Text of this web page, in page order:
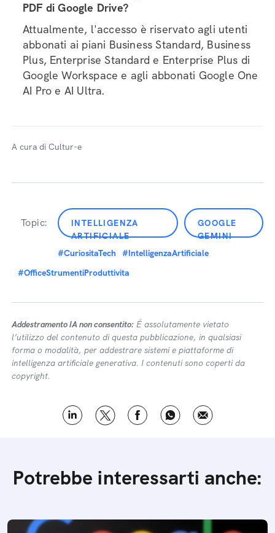
PDF di Google Drive?
Attualmente, l'accesso è riservato agli utenti
abbonati ai piani Business Standard, Business
Plus, Enterprise Standard e Enterprise Plus di
Google Workspace e agli abbonati Google One
AI Pro e AI Ultra.
A cura di Cultur-e
Topic:
INTELLIGENZA
ARTIFICIALE
GOOGLE
GEMINI
#CuriositaTech
#IntelligenzaArtificiale
#OfficeStrumentiProduttivita
Addestramento IA non consentito: É assolutamente vietato
l’utilizzo del contenuto di questa pubblicazione, in qualsiasi
forma o modalità, per addestrare sistemi e piattaforme di
intelligenza artificiale generativa. I contenuti sono coperti da
copyright.
Potrebbe interessarti anche: